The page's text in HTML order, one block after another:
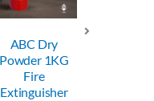
ABC Dry
Powder 2KG
Fire
Extinguisher